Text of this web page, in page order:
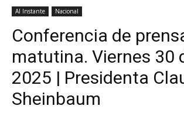
Al Instante Nacional
Conferencia de
matutina. Viernes 30
2025 | Presidenta
Sheinbaum